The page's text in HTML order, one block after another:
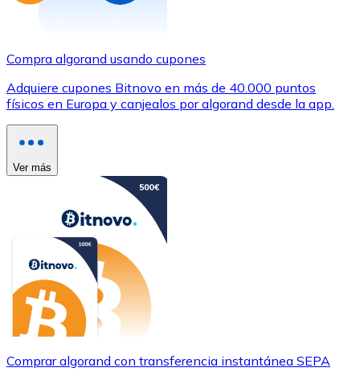
Compra algorand usando cupones
Adquiere cupones Bitnovo en más de 40.000 puntos
físicos en Europa y canjealos por algorand desde la app.
Ver más
Comprar algorand con transferencia instantánea SEPA